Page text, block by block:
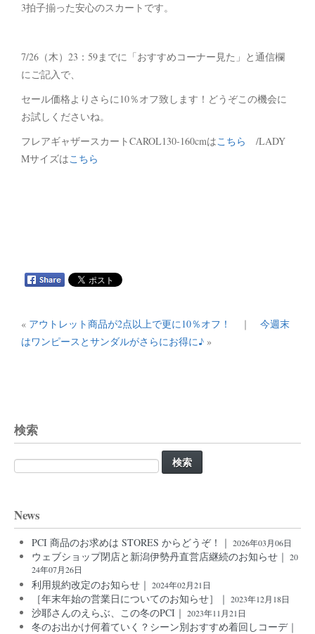
3拍子揃った安心のスカートです。
7/26（木）23：59までに「おすすめコーナー見た」と通信欄
にご記入で、
セール価格よりさらに10％オフ致します！どうぞこの機会に
お試しくださいね。
フレアギャザースカートCAROL130-160cmはこちら
/LADY
Mサイズはこちら
« アウトレット商品が2点以上で更に10％オフ！ ｜ 今週末
はワンピースとサンダルがさらにお得に♪ »
検索
検
索:
News
PCI 商品のお求めは STORES からどうぞ！｜ 2026年03月06日
ウェブショップ閉店と新潟伊勢丹直営店継続のお知らせ｜ 20
24年07月26日
利用規約改定のお知らせ｜ 2024年02月21日
［年末年始の営業日についてのお知らせ］｜ 2023年12月18日
沙耶さんのえらぶ、この冬のPCI｜ 2023年11月21日
冬のお出かけ何着ていく？シーン別おすすめ着回しコーデ｜